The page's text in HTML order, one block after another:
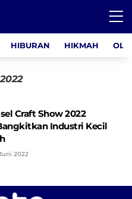
HIBURAN HIKMAH
Craft Show 2022
Industri Kecil
2022